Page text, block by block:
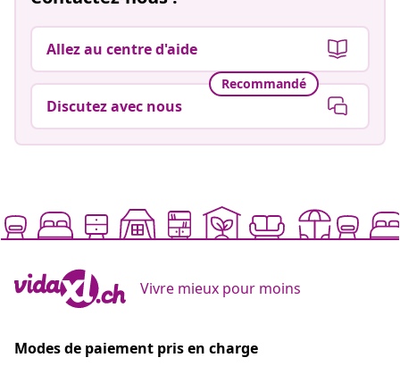
Allez au centre d'aide
Recommandé
Discutez avec nous
Vivre mieux pour moins
Modes de paiement pris en charge